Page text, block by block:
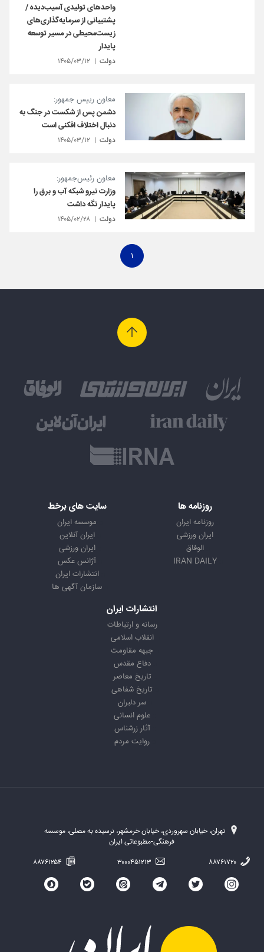
واحدهای تولیدی آسیب‌دیده /
پشتیبانی از سرمایه‌گذاری‌های
زیست‌محیطی در مسیر توسعه
پایدار
دولت ۱۴۰۵/۰۳/۱۲
معاون رییس‌ جمهور:
دشمن پس از شکست در جنگ به
دنبال اختلاف افکنی است
دولت ۱۴۰۵/۰۳/۱۲
معاون رئیس‌جمهور:
وزارت نیرو شبکه آب و برق را
پایدار نگه داشت
دولت ۱۴۰۵/۰۲/۲۸
۱
روزنامه ها
روزنامه ایران
ایران ورزشی
الوفاق
IRAN DAILY
سایت های برخط
موسسه ایران
ایران آنلاین
ایران ورزشی
آژانس عکس
انتشارات ایران
سازمان آگهی ها
انتشارات ایران
رسانه و ارتباطات
انقلاب اسلامی
جبهه مقاومت
دفاع مقدس
تاریخ معاصر
تاریخ شفاهی
سر دلبران
علوم انسانی
آثار زرشناس
روایت مردم
تهران، خیابان سهروردی، خیابان خرمشهر، نرسیده به مصلی، موسسه
فرهنگی-مطبوعاتی ایران